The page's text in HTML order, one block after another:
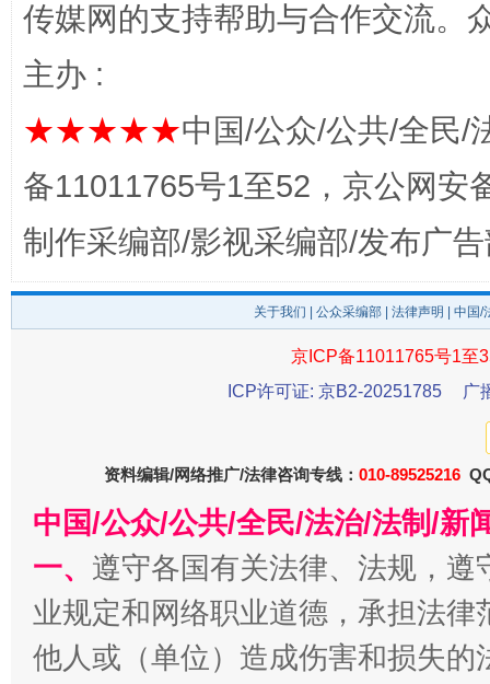
完善运行机制助力责任有效落实 一纸欠
东山县通报“牛蛙产品抗生素超标问题” 法
传媒网的支持帮助与合作交流。
主办 :
★★★★★中国/公众/公共/全民/
备11011765号1至52，京公网安
制作采编部/影视采编部/发布广
关于我们 公众采编部 法律声明 | 中国
京ICP备11011765号1至
ICP许可证: 京B2-20251785
广
资料编辑/网络推广/法律咨询专线： 010-89525216
中国/公众/公共/全民/法治/法制/新
一、 遵守各国有关法律、法规，
业规定和网络职业道德，承担法
他人或（单位）造成伤害和损失